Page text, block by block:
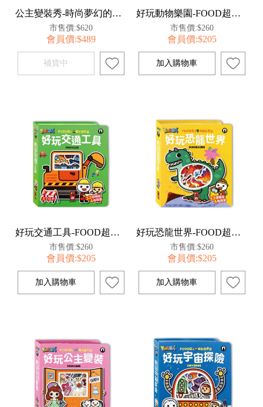
公主變裝秀-時尚夢幻的磁鐵變裝遊戲
市售價:$620
會員價:$489
好玩動物樂園-FOOD超人磁貼遊戲盒
市售價:$260
會員價:$205
好玩交通工具-FOOD超人磁貼遊戲盒
市售價:$260
會員價:$205
好玩恐龍世界-FOOD超人磁貼遊戲盒
市售價:$260
會員價:$205